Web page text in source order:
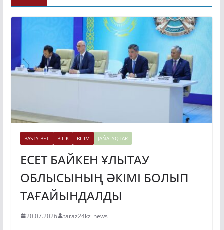
BASTY BET BILİK BİLİM JAŃALYQTAR
ЕСЕТ БАЙКЕН ҰЛЫТАУ
ОБЛЫСЫНЫҢ ӘКІМІ БОЛЫП
ТАҒАЙЫНДАЛДЫ
20.07.2026 taraz24kz_news